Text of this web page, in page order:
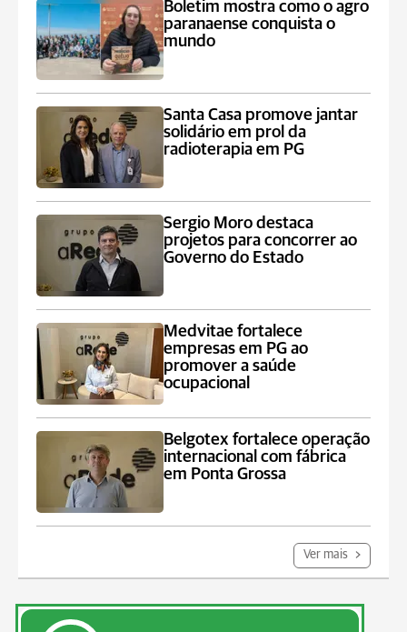
Boletim mostra como o agro
paranaense conquista o
mundo
Santa Casa promove jantar
solidário em prol da
radioterapia em PG
Sergio Moro destaca
projetos para concorrer ao
Governo do Estado
Medvitae fortalece
empresas em PG ao
promover a saúde
ocupacional
Belgotex fortalece operação
internacional com fábrica
em Ponta Grossa
Ver mais